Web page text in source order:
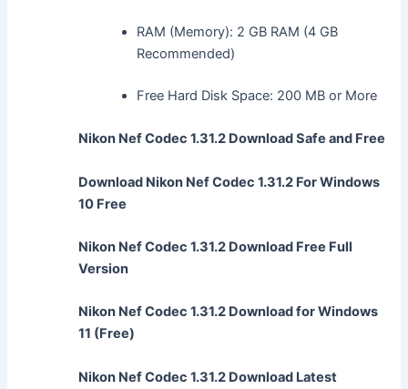
RAM (Memory): 2 GB RAM (4 GB
Recommended)
Free Hard Disk Space: 200 MB or More
Nikon Nef Codec 1.31.2 Download Safe and Free
Download Nikon Nef Codec 1.31.2 For Windows
10 Free
Nikon Nef Codec 1.31.2 Download Free Full
Version
Nikon Nef Codec 1.31.2 Download for Windows
11 (Free)
Nikon Nef Codec 1.31.2 Download Latest